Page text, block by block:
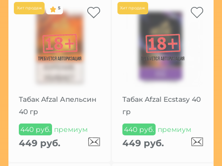
Хит продаж 5
Табак Afzal Апельсин
40 гр
440 руб. премиум
449 руб.
Хит продаж
Табак Afzal Ecstasy 40
гр
440 руб. премиум
449 руб.